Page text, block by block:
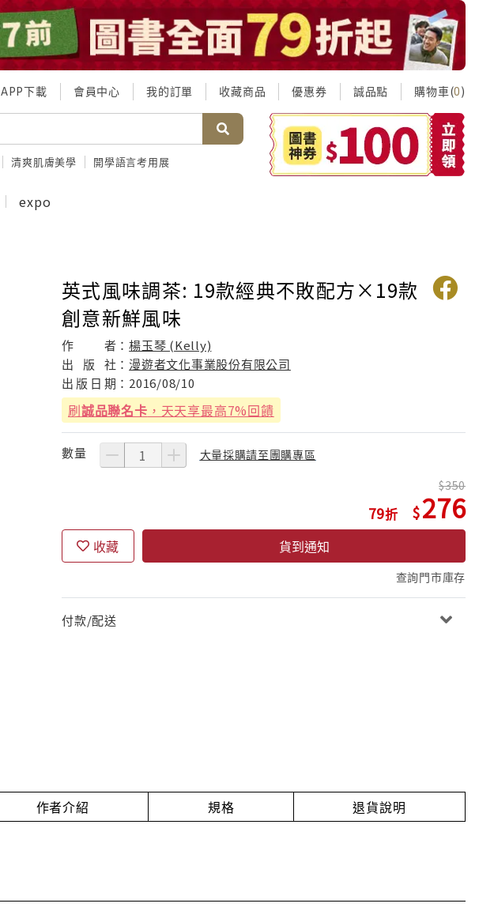
APP下載 會員中心 我的訂單 收藏商品 優惠券 誠品點 購物車(0)
清爽肌膚美學 開學語言考用展
expo
英式風味調茶: 19款經典不敗配方×19款
創意新鮮風味
作 者：楊玉琴 (Kelly)
出
版 社：漫遊者文化事業股份有限公司
出 版 日 期： 2016/08/10
刷誠品聯名卡 ，天天享最高7%回饋
數量 大量採購請至團購專區
79
350
276
收藏 貨到通知
查詢門市庫存
付款/配送
作者介紹 規格 退貨說明